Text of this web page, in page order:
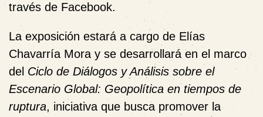
través de Facebook.
La exposición estará a cargo de Elías
Chavarría Mora y se desarrollará en el marco
del Ciclo de Diálogos y Análisis sobre el
Escenario Global: Geopolítica en tiempos de
ruptura, iniciativa que busca promover la